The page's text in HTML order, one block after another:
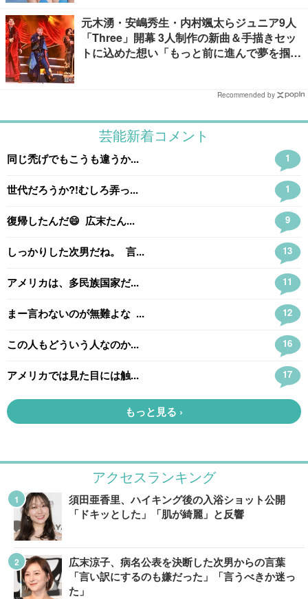
元木湧・安嶋秀生・内村颯太らジュニア9人
「Three」開幕 3人制作の新曲＆手描きセッ
トに込めた想い「もっと前に進んで夢を掴み
Recommended by
アクセスランキング
須田亜香里、ハイキング後の入浴ショット公開
「ドキッとした」「肌が綺麗」と反響
広末涼子、病名公表を決断した次男からの言葉
「言い訳にするのも嫌だった」「言うべきか迷っ
た」